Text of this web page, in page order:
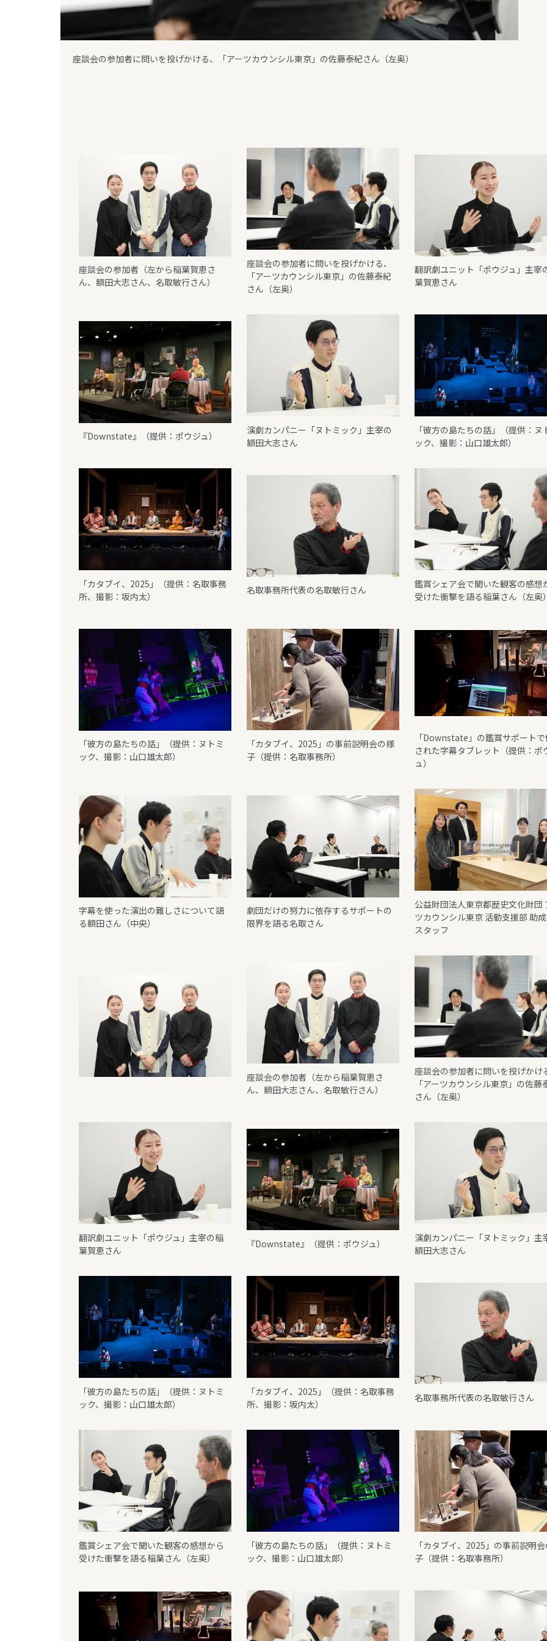
翻訳劇ユニット「ポウジュ」主宰の稲葉賀恵さん
座談会の参加者（左から稲葉賀恵さ
ん、額田大志さん、名取敏行さん）
座談会の参加者に問いを投げかける、
「アーツカウンシル東京」の佐藤泰紀
さん（左奥）
翻訳劇ユニット「ポウジュ」主宰
葉賀恵さん
『Downstate』（提供：ポウジュ）
演劇カンパニー「ヌトミック」主宰の
額田大志さん
「彼方の島たちの話」（提供：ヌ
ック、撮影：山口雄太郎）
「カタブイ、2025」（提供：名取事務
所、撮影：坂内太）
名取事務所代表の名取敏行さん
鑑賞シェア会で聞いた観客の感想
受けた衝撃を語る稲葉さん（左奥
「彼方の島たちの話」（提供：ヌトミ
ック、撮影：山口雄太郎）
「カタブイ、2025」の事前説明会の様
子（提供：名取事務所）
「Downstate」の鑑賞サポート
された字幕タブレット（提供：ポ
ュ）
字幕を使った演出の難しさについて語
る額田さん（中央）
劇団だけの努力に依存するサポートの
限界を語る名取さん
公益財団法人東京都歴史文化財団
ツカウンシル東京 活動支援部 助
スタッフ
座談会の参加者（左から稲葉賀恵さ
ん、額田大志さん、名取敏行さん）
座談会の参加者に問いを投げかけ
「アーツカウンシル東京」の佐藤
さん（左奥）
翻訳劇ユニット「ポウジュ」主宰の稲
葉賀恵さん
『Downstate』（提供：ポウジュ）
演劇カンパニー「ヌトミック」主
額田大志さん
「彼方の島たちの話」（提供：ヌトミ
ック、撮影：山口雄太郎）
「カタブイ、2025」（提供：名取事務
所、撮影：坂内太）
名取事務所代表の名取敏行さん
鑑賞シェア会で聞いた観客の感想から
受けた衝撃を語る稲葉さん（左奥）
「彼方の島たちの話」（提供：ヌトミ
ック、撮影：山口雄太郎）
「カタブイ、2025」の事前説明
子（提供：名取事務所）